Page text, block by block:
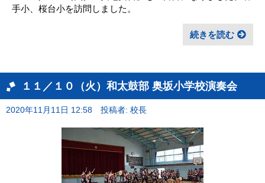
手小、桜台小を訪問しました。
続きを読む
１１／１０（火）和太鼓部 奥坂小学校演奏会
2020年11月11日 12:58 投稿者: 校長